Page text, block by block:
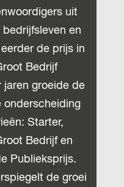
uit
en
de prijs in
Bedrijf
jaren groeide de
onderscheiding
Starter,
Bedrijf en
Publieksprijs.
de groei